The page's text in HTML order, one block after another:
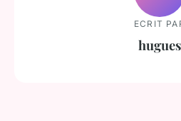
ECRIT
hugues